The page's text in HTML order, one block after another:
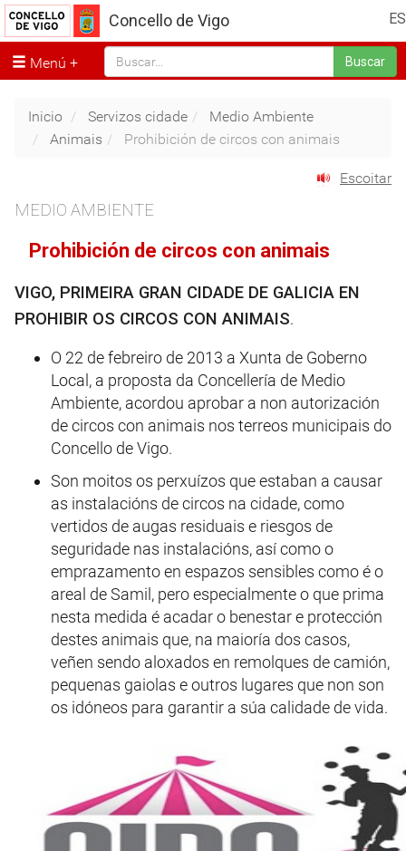
ES
Concello de Vigo
Menú Buscar
Inicio Servizos cidade
Medio Ambiente
Animais
Prohibición de circos con animais
Escoitar
MEDIO AMBIENTE
Prohibición de circos con animais
VIGO, PRIMEIRA GRAN CIDADE DE GALICIA EN
PROHIBIR OS CIRCOS CON ANIMAIS.
O 22 de febreiro de 2013 a Xunta de Goberno
Local, a proposta da Concellería de Medio
Ambiente, acordou aprobar a non autorización
de circos con animais nos terreos municipais do
Concello de Vigo.
Son moitos os perxuízos que estaban a causar
as instalacións de circos na cidade, como
vertidos de augas residuais e riesgos de
seguridade nas instalacións, así como o
emprazamento en espazos sensibles como é o
areal de Samil, pero especialmente o que prima
nesta medida é acadar o benestar e protección
destes animais que, na maioría dos casos,
veñen sendo aloxados en remolques de camión,
pequenas gaiolas e outros lugares que non son
os idóneos para garantir a súa calidade de vida.